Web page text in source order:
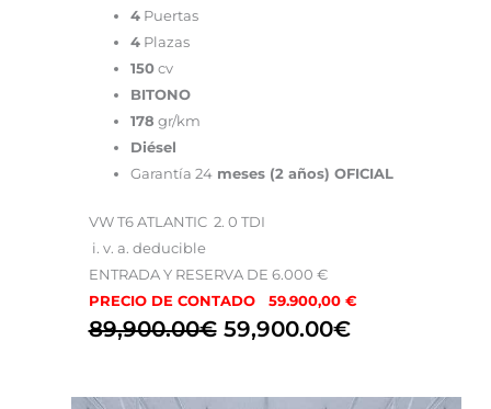
4Puertas
4Plazas
150cv
BITONO
178 gr/km
Diésel
Garantía 24meses (2 años) OFICIAL
VW T6 ATLANTIC 2. 0 TDI
i. v. a. deducible
ENTRADA Y RESERVA DE 6.000 €
PRECIO DE CONTADO 59.900,00 €
89,900.00€ 59,900.00€